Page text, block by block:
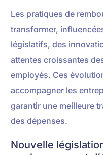
Les pratiques de
transformer,
législatifs, des
attentes croissantes
employés. Ces
accompagner les
garantir une meilleure
des dépenses.
Nouvelle